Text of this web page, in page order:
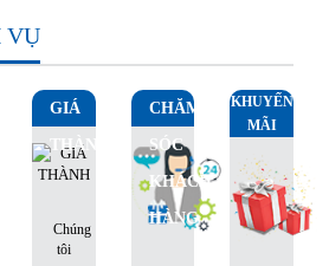
VỤ
GIÁ
THÀNH
Chúng
tôi
CHĂM
SÓC
KHÁCH
HÀNG
KHUYẾN
MÃI